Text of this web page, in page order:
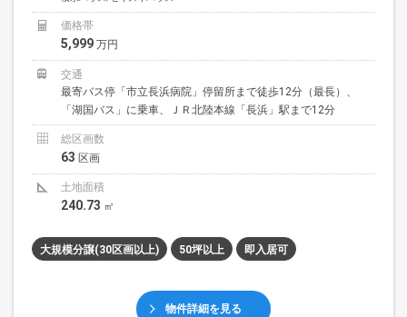
価格帯
5,999 万円
交通
最寄バス停「市立長浜病院」停留所まで徒歩12分（最長）、
「湖国バス」に乗車、ＪＲ北陸本線「長浜」駅まで12分
総区画数
63 区画
土地面積
240.73 ㎡
大規模分譲(30区画以上) 50坪以上 即入居可
物件詳細を見る